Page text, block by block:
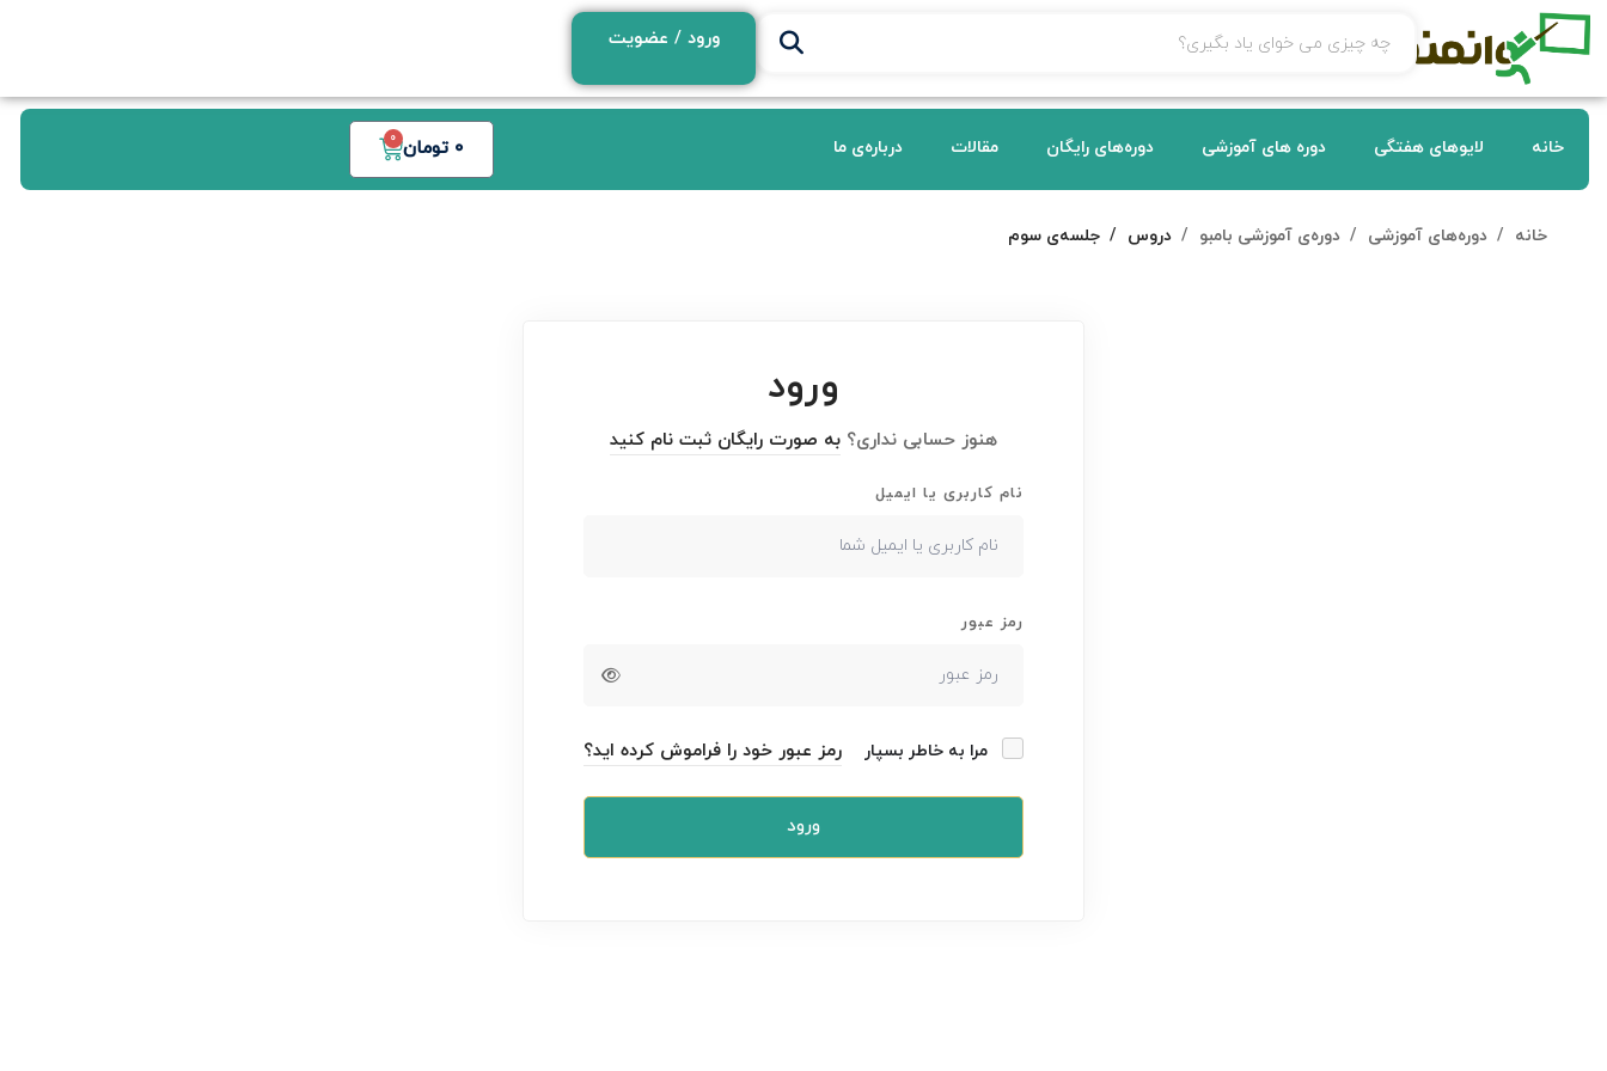
ورود / عضویت
خانه لایوهای هفتگی دوره های آموزشی دوره‌های رایگان مقالات درباره‌ی ما 0 تومان 0
خانه دوره‌های آموزشی دوره‌ی آموزشی بامبو دروس جلسه‌ی سوم
ورود
هنوز حسابی نداری؟ به صورت رایگان ثبت نام کنید
نام کاربری یا ایمیل
رمز عبور
مرا به خاطر بسپار رمز عبور خود را فراموش کرده اید؟
ورود